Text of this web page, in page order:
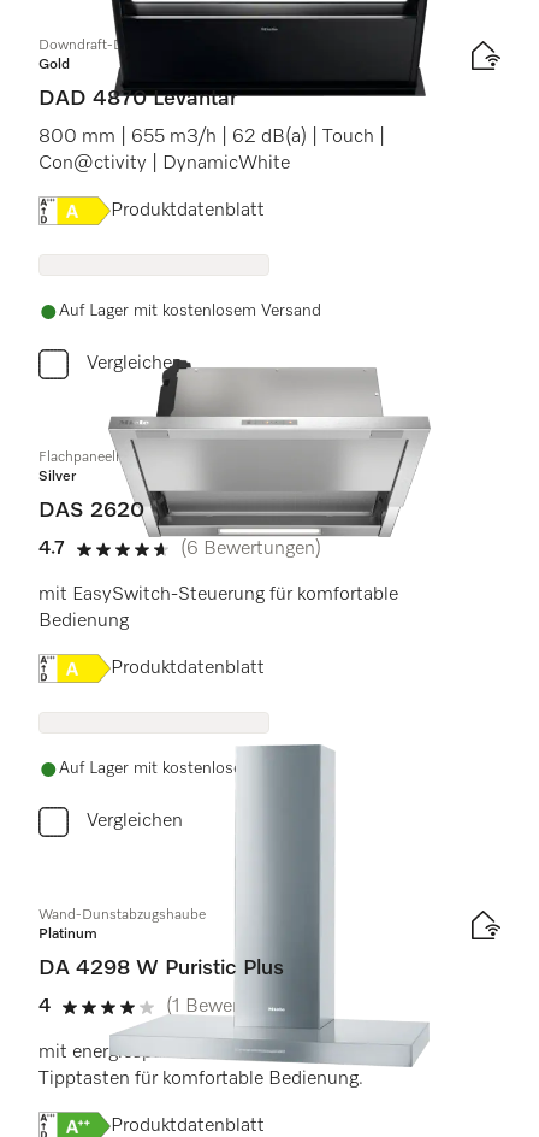
Downdraft-Dunstabzug
Gold
DAD 4870 Levantar
800 mm | 655 m3/h | 62 dB(a) | Touch |
Con@ctivity | DynamicWhite
Onlinelabel Image, Energielabel
Produktdatenblatt
Auf Lager mit kostenlosem Versand
Vergleichen
Flachpaneelhaube
Silver
DAS 2620
4.7
4.7 Sterne von 5
(6 Bewertungen)
mit EasySwitch-Steuerung für komfortable
Bedienung
Onlinelabel Image, Energielabel
Produktdatenblatt
Auf Lager mit kostenlosem Versand
Vergleichen
Wand-Dunstabzugshaube
Platinum
DA 4298 W Puristic Plus
4
4 Sterne von 5
(1 Bewertung)
mit energiesparender LED-Beleuchtung und
Tipptasten für komfortable Bedienung.
Onlinelabel Image, Energielabel
Produktdatenblatt